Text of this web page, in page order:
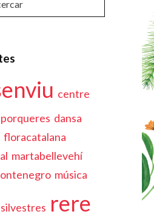
centre
dansa
floracatalana
martabellevehí
música
rere